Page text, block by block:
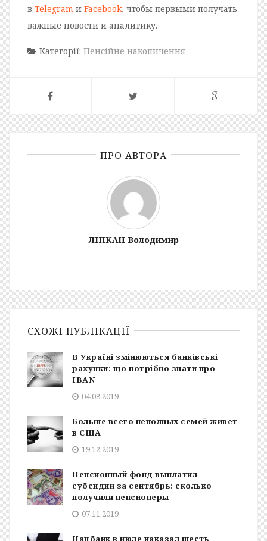
в Telegram и Facebook, чтобы первыми получать
важные новости и аналитику.
Категорії: Пенсійне накопичення
ПРО АВТОРА
ЛІПКАН Володимир
СХОЖІ ПУБЛІКАЦІЇ
В Україні змінюються банківські
рахунки: що потрібно знати про
IBAN
04.08.2019
Больше всего неполных семей живет
в США
19.12.2019
Пенсионный фонд выплатил
субсидии за сентябрь: сколько
получили пенсионеры
07.11.2019